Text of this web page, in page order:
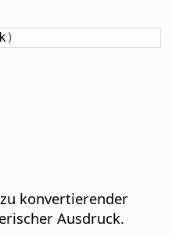
)
konvertierender
Ausdruck.